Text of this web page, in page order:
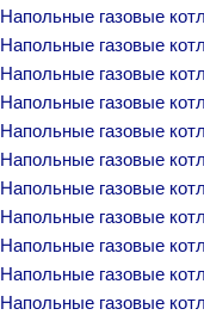
Напольные газовые
Напольные газовые
Напольные газовые
Напольные газовые
Напольные газовые
Напольные газовые
Напольные газовые
Напольные газовые
Напольные газовые
Напольные газовые
Напольные газовые